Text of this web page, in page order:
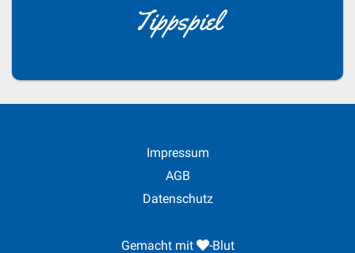
Tippspiel
Impressum
AGB
Datenschutz
Gemacht mit -Blut